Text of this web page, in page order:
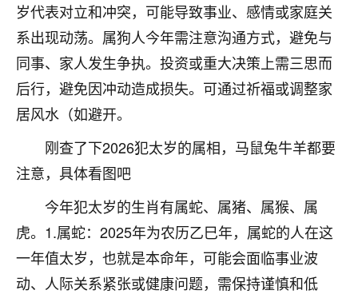
岁代表对立和冲突，可能导致事业、感情或家庭关
系出现动荡。属狗人今年需注意沟通方式，避免与
同事、家人发生争执。投资或重大决策上需三思而
后行，避免因冲动造成损失。可通过祈福或调整家
居风水（如避开。
刚查了下2026犯太岁的属相，马鼠兔牛羊都要
注意，具体看图吧
今年犯太岁的生肖有属蛇、属猪、属猴、属
虎。1.属蛇：2025年为农历乙巳年，属蛇的人在这
一年值太岁，也就是本命年，可能会面临事业波
动、人际关系紧张或健康问题，需保持谨慎和低
鹿森：恭喜升职加薪！！，请客吗？�
12小时前 来自北京
心心相印
我身体不太好，总是病病殃殃的，去检查又没什么大
题，后来无意中看到有人推荐慧来老师，跟老师聊过
之后，心情豁然开朗，也听老师建议，处理了一些因
了，老师说境随心转，现在深有体会了。
鹿森：是的，其实跟老师聊过之后，最大的感
触，首先就是心态会变好，万般皆是命，半点
不由人！